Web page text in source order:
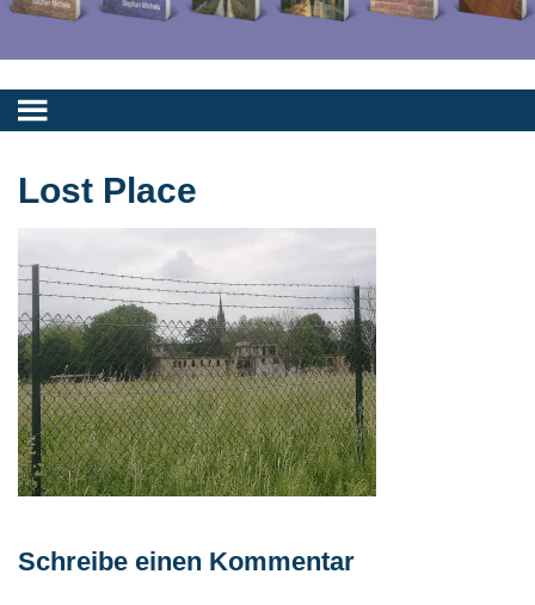
Lost Place
Schreibe einen Kommentar